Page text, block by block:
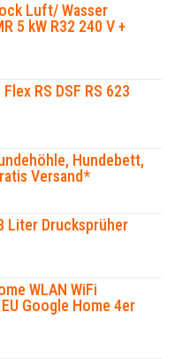
Luft/ Wasser
5 kW R32 240 V +
RS DSF RS 623
Hundebett,
Versand*
Liter Drucksprüher
WLAN WiFi
Google Home 4er